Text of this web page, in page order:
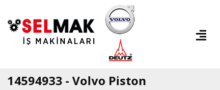
14594933 - Volvo Piston